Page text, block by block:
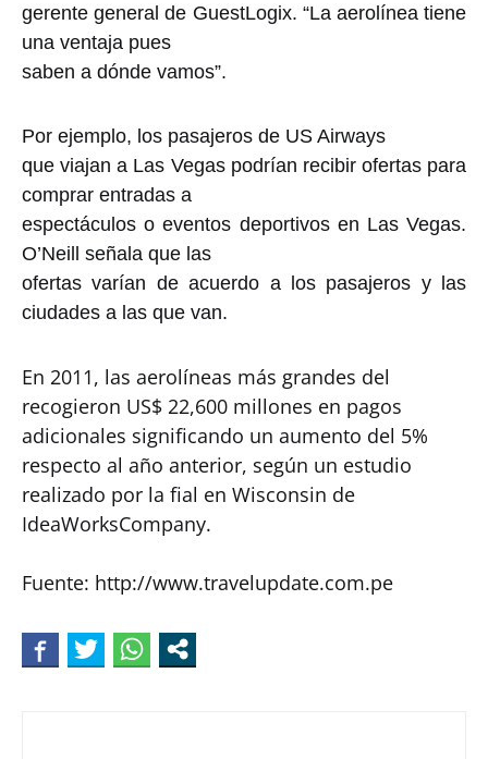
gerente general de GuestLogix. “La aerolínea tiene
una ventaja pues
saben a dónde vamos”.
Por ejemplo, los pasajeros de US Airways
que viajan a Las Vegas podrían recibir ofertas para
comprar entradas a
espectáculos o eventos deportivos en Las Vegas.
O’Neill señala que las
ofertas varían de acuerdo a los pasajeros y las
ciudades a las que van.
En 2011, las aerolíneas más grandes del
recogieron US$ 22,600 millones en pagos
adicionales significando un aumento del 5%
respecto al año anterior, según un estudio
realizado por la fial en Wisconsin de
IdeaWorksCompany.
Fuente: http://www.travelupdate.com.pe